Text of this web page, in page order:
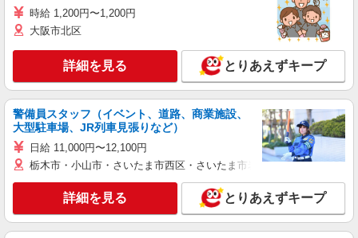
時給 1,200円〜1,200円
大阪市北区
詳細を見る とりあえずキープ
警備員スタッフ（イベント、道路、商業施設、
大型駐車場、JR列車見張りなど）
日給 11,000円〜12,100円
栃木市・小山市・さいたま市西区・さいたま市岩槻区・久喜市・蓮田
詳細を見る とりあえずキープ